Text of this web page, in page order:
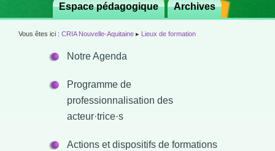
principal
Espace pédagogique Archives
Vous êtes ici : CRIA Nouvelle-Aquitaine ▸ Lieux de formation
Notre Agenda
Programme de
professionnalisation des
acteur·trice·s
Actions et dispositifs de formations